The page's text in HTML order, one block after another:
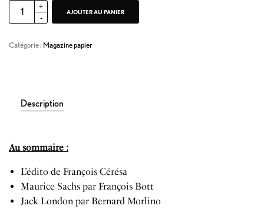
AJOUTER AU PANIER
Catégorie : Magazine papier
Description
Au sommaire :
L’édito de François Cérésa
Maurice Sachs par François Bott
Jack London par Bernard Morlino